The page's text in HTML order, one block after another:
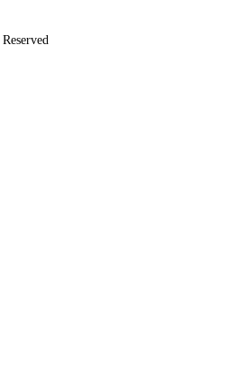
Reserved